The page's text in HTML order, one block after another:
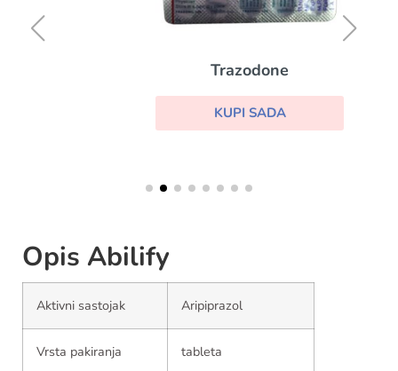
Trazodone
KUPI SADA
Opis Abilify
Aktivni sastojak Aripiprazol
Vrsta pakiranja tableta